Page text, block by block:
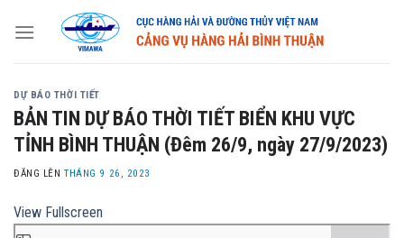
DỰ BÁO THỜI TIẾT
BẢN TIN DỰ BÁO THỜI TIẾT BIỂN KHU VỰC
TỈNH BÌNH THUẬN (Đêm 26/9, ngày 27/9/2023)
ĐĂNG LÊNTHÁNG 9 26, 2023
View Fullscreen